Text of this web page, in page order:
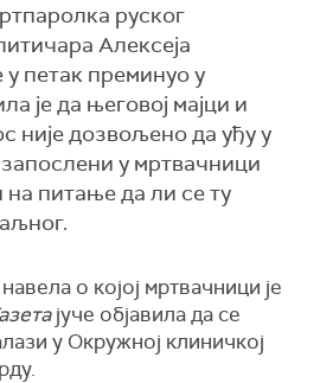
руског
Алексеја
у петак преминуо у
је да његовој мајци и
није дозвољено да уђу у
у мртвачници
питање да ли се ту
о којој мртвачници је
јуче објавила да се
у Окружној клиничкој